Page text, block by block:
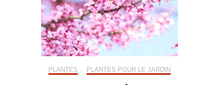
PLANTES , PLANTES POUR LE JARDIN